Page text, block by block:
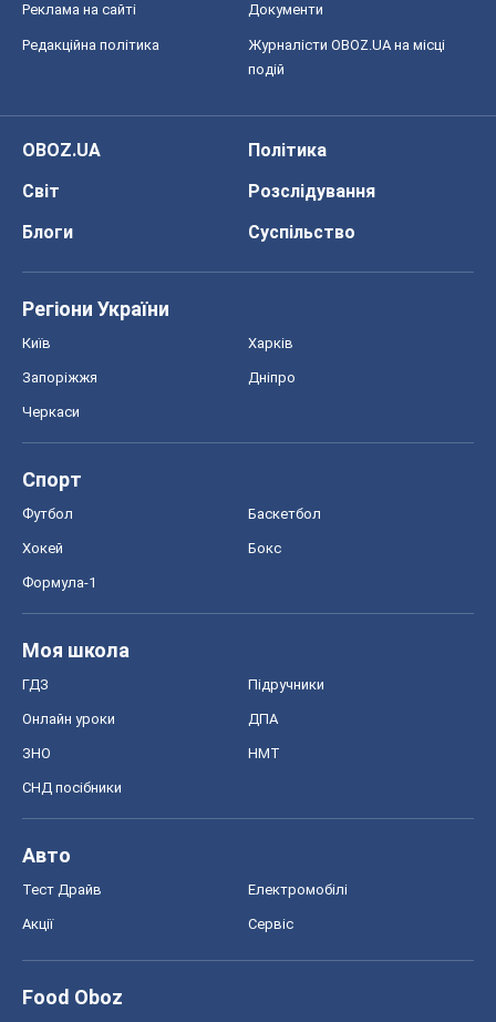
Реклама на сайті Документи
Редакційна політика
Журналісти OBOZ.UA на місці
подій
OBOZ.UA
Політика
Світ
Розслідування
Блоги
Суспільство
Регіони України
Київ Харків
Запоріжжя Дніпро
Черкаси
Спорт
Футбол Баскетбол
Хокей Бокс
Формула-1
Моя школа
ГДЗ Підручники
Онлайн уроки ДПА
ЗНО НМТ
СНД посібники
Авто
Тест Драйв Електромобілі
Акції Сервіс
Food Oboz